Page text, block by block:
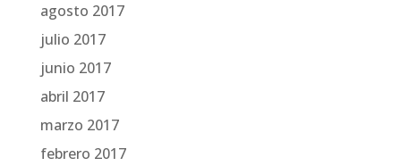
agosto 2017
julio 2017
junio 2017
abril 2017
marzo 2017
febrero 2017